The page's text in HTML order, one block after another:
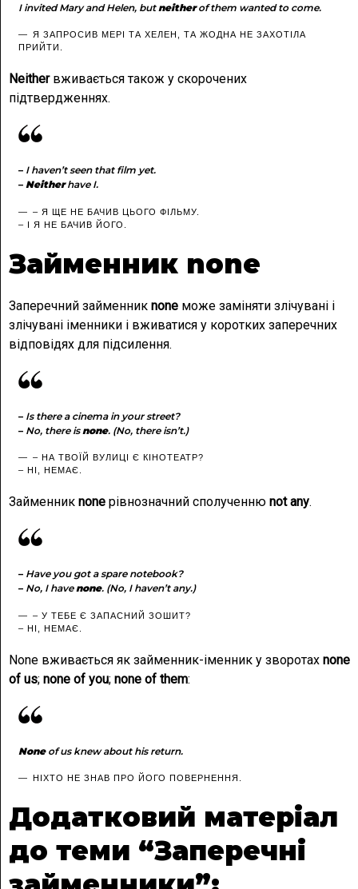
I invited Mary and Helen, but neitherof them wanted to come.
Я ЗАПРОСИВ МЕРІ ТА ХЕЛЕН, ТА ЖОДНА НЕ ЗАХОТІЛА
ПРИЙТИ.
Neitherвживається також у скорочених
підтвердженнях.
– I haven’t seen that film yet.
– Neitherhave I.
– Я ЩЕ НЕ БАЧИВ ЦЬОГО ФІЛЬМУ.
– І Я НЕ БАЧИВ ЙОГО.
Займенник none
Заперечний займенник none може заміняти злічувані і
злічувані іменники і вживатися у коротких заперечних
відповідях для підсилення.
– Is there a cinema in your street?
– No, there is none. (No, there isn’t.)
– НА ТВОЇЙ ВУЛИЦІ Є КІНОТЕАТР?
– НІ, НЕМАЄ.
Займенник none рівнозначний сполученню not any.
– Have you got a spare notebook?
– No, I havenone. (No, I haven’t any.)
– У ТЕБЕ Є ЗАПАСНИЙ ЗОШИТ?
– НІ, НЕМАЄ.
None вживається як займенник-іменник у зворотах none
of us; none of you; none of them:
Noneof us knew about his return.
НІХТО НЕ ЗНАВ ПРО ЙОГО ПОВЕРНЕННЯ.
Додатковий матеріал
до теми “Заперечні